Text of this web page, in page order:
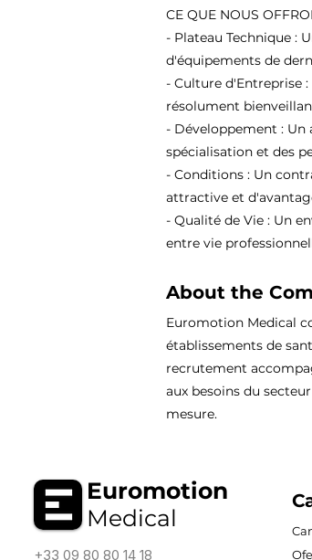
CE QUE NOUS
- Plateau Technique :
d'équipements de
- Culture d'Entreprise
résolument
- Développement :
spécialisation et des
- Conditions : Un
attractive et
- Qualité de Vie : Un
entre vie
About the
Euromotion Medical
établissements de
recrutement
aux besoins du
mesure.
Euromotion
Medical
+33 09 80 80 14 18